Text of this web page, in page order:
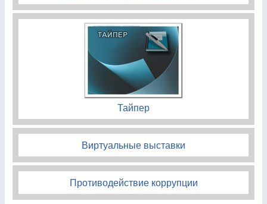
Тайпер
Виртуальные выставки
Противодействие коррупции